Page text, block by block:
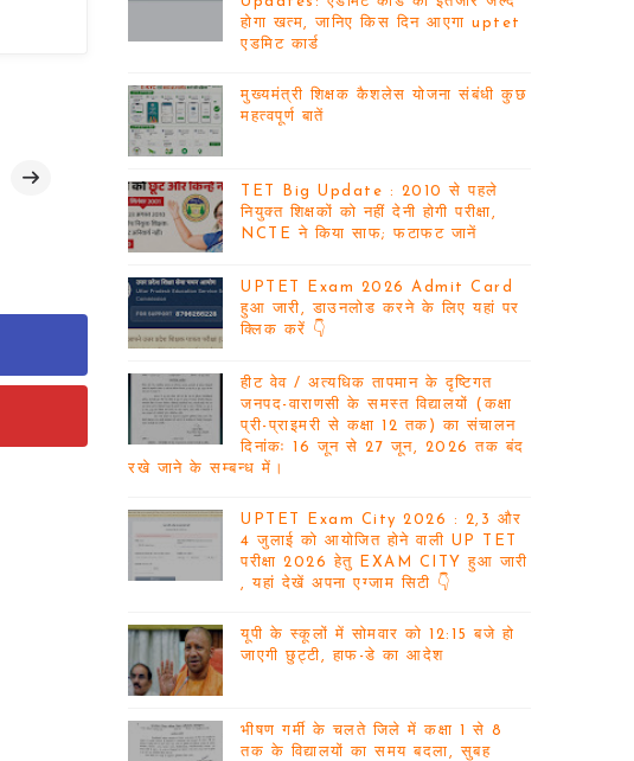
होगा खत्म, जानिए किस दिन आएगा uptet
एडमिट कार्ड
मुख्यमंत्री शिक्षक कैशलेस योजना संबंधी कुछ
महत्वपूर्ण बातें
TET Big Update : 2010 से पहले
नियुक्त शिक्षकों को नहीं देनी होगी परीक्षा,
NCTE ने किया साफ; फटाफट जानें
UPTET Exam 2026 Admit Card
हुआ जारी, डाउनलोड करने के लिए यहां पर
क्लिक करें 👇
हीट वेव / अत्यधिक तापमान के दृष्टिगत
जनपद-वाराणसी के समस्त विद्यालयों (कक्षा
प्री-प्राइमरी से कक्षा 12 तक) का संचालन
दिनांकः 16 जून से 27 जून, 2026 तक बंद
रखे जाने के सम्बन्ध में।
UPTET Exam City 2026 : 2,3 और
4 जुलाई को आयोजित होने वाली UP TET
परीक्षा 2026 हेतु EXAM CITY हुआ जारी
, यहां देखें अपना एग्जाम सिटी 👇
यूपी के स्कूलों में सोमवार को 12:15 बजे हो
जाएगी छुट्टी, हाफ-डे का आदेश
भीषण गर्मी के चलते जिले में कक्षा 1 से 8
तक के विद्यालयों का समय बदला, सुबह